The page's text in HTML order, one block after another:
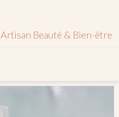
Artisan Beauté & Bien-être